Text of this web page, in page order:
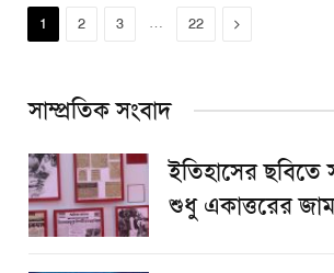
1 2 3 … 22 Next
সাম্প্রতিক সংবাদ
ইতিহাসের
শুধু একাত্তরের